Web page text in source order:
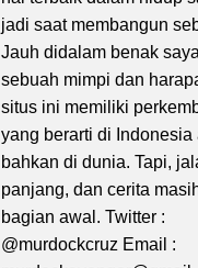
jadi saat membangun
Jauh didalam benak
sebuah mimpi dan
situs ini memiliki
yang berarti di Indonesia
bahkan di dunia. Tapi,
panjang, dan cerita
bagian awal. Twitter :
@murdockcruz Email :